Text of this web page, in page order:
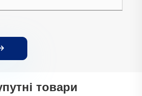
товари